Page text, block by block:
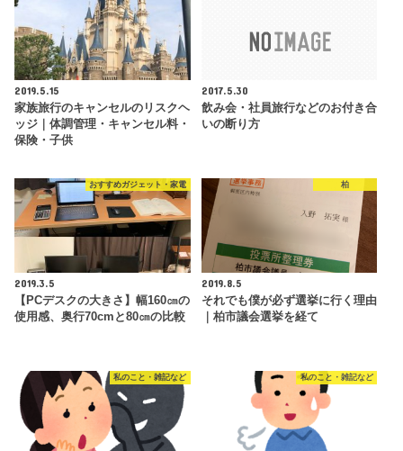
2019.5.15
家族旅行のキャンセルのリスクヘ
ッジ｜体調管理・キャンセル料・
保険・子供
2017.5.30
飲み会・社員旅行などのお付き合
いの断り方
おすすめガジェット・家電
2019.3.5
【PCデスクの大きさ】幅160㎝の
使用感、奥行70cmと80㎝の比較
柏
2019.8.5
それでも僕が必ず選挙に行く理由
｜柏市議会選挙を経て
私のこと・雑記など 私のこと・雑記など